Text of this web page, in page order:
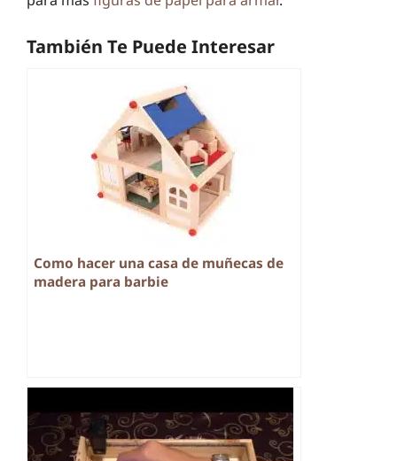
También Te Puede Interesar
Como hacer una casa de muñecas de
madera para barbie